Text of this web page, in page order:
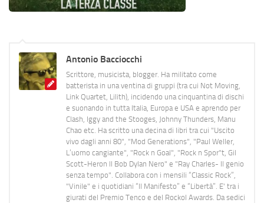
Antonio Bacciocchi
Scrittore, musicista, blogger. Ha militato come
batterista in una ventina di gruppi (tra cui Not Moving,
Link Quartet, Lilith), incidendo una cinquantina di dischi
e suonando in tutta Italia, Europa e USA e aprendo per
Clash, Iggy and the Stooges, Johnny Thunders, Manu
Chao etc. Ha scritto una decina di libri tra cui "Uscito
vivo dagli anni 80", "Mod Generations", "Paul Weller,
L’uomo cangiante", "Rock n Goal", "Rock n Spor"t, Gil
Scott-Heron Il Bob Dylan Nero" e "Ray Charles- Il genio
senza tempo". Collabora con i mensili “Classic Rock”,
"Vinile" e i quotidiani “Il Manifesto” e “Libertà”. E' tra i
giurati del Premio Tenco e del Rockol Awards. Da sedici